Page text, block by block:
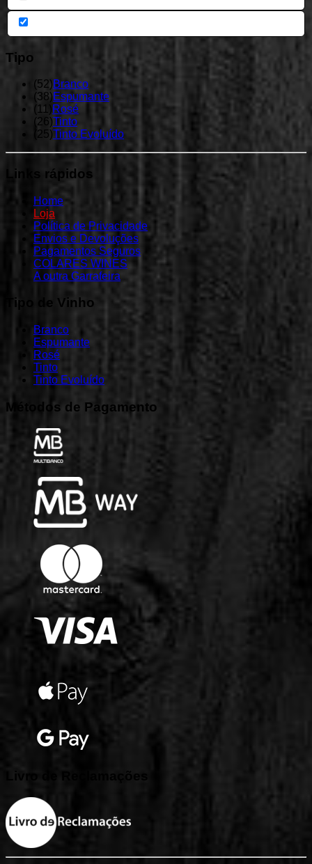
Tipo
(52)Branco
(38)Espumante
( 11
Rosé
(26)Tinto
25)Tinto Evoluído
Links rápidos
Home
Loja
Política de Privacidade
Envios e Devoluções
Pagamentos Seguros
COLARES WINES
A outra Garrafeira
Tipo de Vinho
Branco
Espumante
Rosé
Tinto
Tinto Evoluído
Métodos de Pagamento